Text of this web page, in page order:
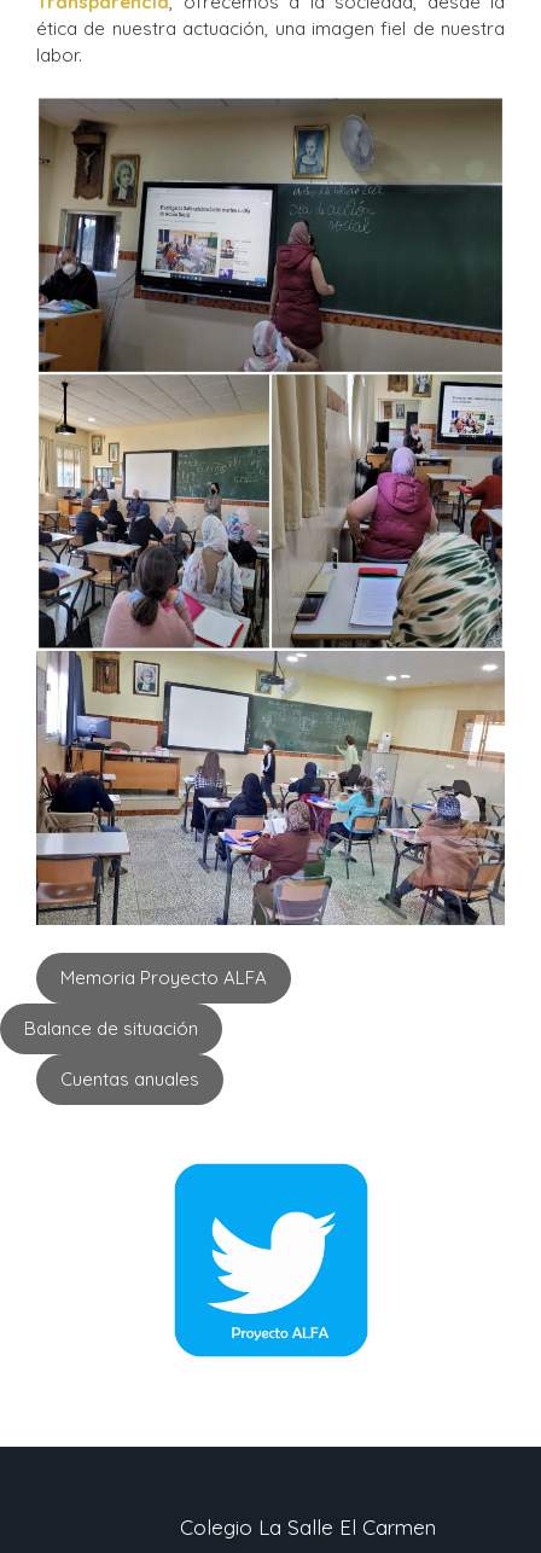
ética de nuestra actuación, una imagen fiel de nuestra
labor.
Memoria Proyecto ALFA
Balance de situación
Cuentas anuales
Colegio La Salle El Carmen